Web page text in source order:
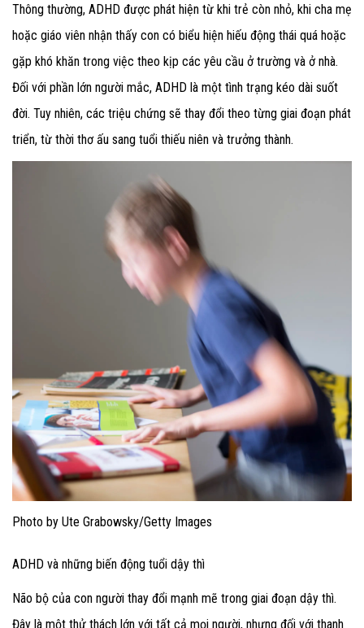
Thông thường, ADHD được phát hiện từ khi trẻ còn nhỏ, khi cha mẹ
hoặc giáo viên nhận thấy con có biểu hiện hiếu động thái quá hoặc
gặp khó khăn trong việc theo kịp các yêu cầu ở trường và ở nhà.
Đối với phần lớn người mắc, ADHD là một tình trạng kéo dài suốt
đời. Tuy nhiên, các triệu chứng sẽ thay đổi theo từng giai đoạn phát
triển, từ thời thơ ấu sang tuổi thiếu niên và trưởng thành.
Photo by Ute Grabowsky/Getty Images
ADHD và những biến động tuổi dậy thì
Não bộ của con người thay đổi mạnh mẽ trong giai đoạn dậy thì.
Đây là một thử thách lớn với tất cả mọi người, nhưng đối với thanh